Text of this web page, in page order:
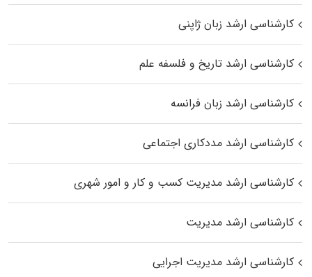
کارشناسی ارشد زبان ژاپنی
کارشناسی ارشد تاریخ و فلسفه علم
کارشناسی ارشد زبان فرانسه
کارشناسی ارشد مددکاری اجتماعی
کارشناسی ارشد مدیریت کسب و کار و امور شهری
کارشناسی ارشد مدیریت
کارشناسی ارشد مدیریت اجرایی